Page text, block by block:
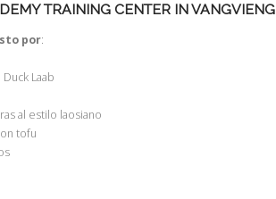
TRAINING CENTER IN VANGVIENG
por:
Laab
al estilo laosiano
tofu